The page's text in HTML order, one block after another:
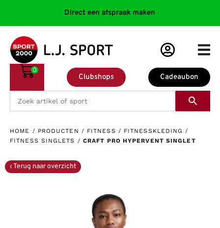
Direct een afspraak maken
Cadeaubon
Clubshops
0
HOME / PRODUCTEN / FITNESS / FITNESSKLEDING /
FITNESS SINGLETS / CRAFT PRO HYPERVENT SINGLET